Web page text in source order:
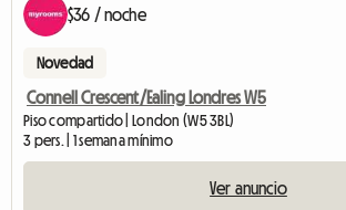
$36 / noche
Novedad
Connell Crescent/Ealing Londres W5
Piso compartido | London (W5 3BL)
3 pers. | 1 semana mínimo
Ver anuncio